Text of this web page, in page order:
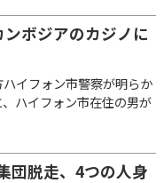
ボジアのカジノに
イフォン市警察が明らか
ハイフォン市在住の男が
団脱走、4つの人身